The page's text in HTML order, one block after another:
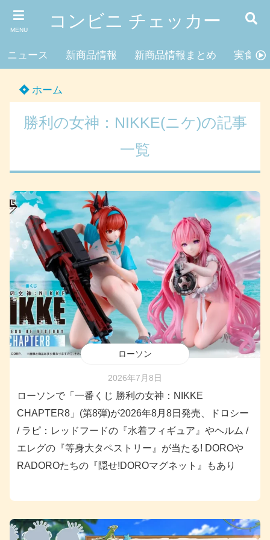
MENU コンビニ チェッカー
ニュース 新商品情報 新商品情報まとめ 実食レ
ホーム
勝利の女神：NIKKE(ニケ)の記事
一覧
ローソン
2026年7月8日
ローソンで「一番くじ 勝利の女神：NIKKE
CHAPTER8」(第8弾)が2026年8月8日発売、ドロシー
/ ラピ：レッドフードの『水着フィギュア』やヘルム /
エレグの『等身大タペストリー』が当たる! DOROや
RADOROたちの『隠せ!DOROマグネット』もあり